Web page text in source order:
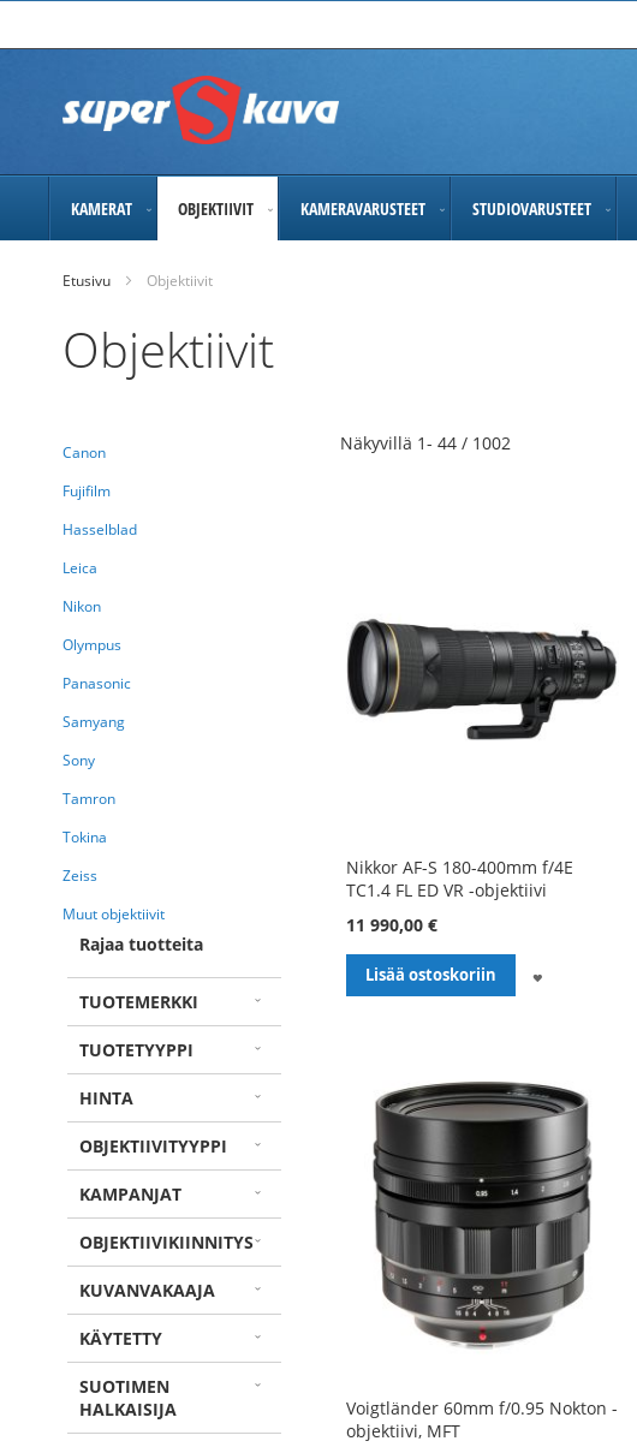
to
KAMERAT OBJEKTIIVIT KAMERAVARUSTEET STUDIOVARUSTEET
Etusivu Objektiivit
Objektiivit
Näkyvillä 1-44 / 1002
Nikkor AF-S 180-400mm f/4E
TC1.4 FL ED VR -objektiivi
11 990,00 €
Lisää ostoskoriin
Voigtländer 60mm f/0.95 Nokton -
objektiivi, MFT
Canon
Fujifilm
Hasselblad
Leica
Nikon
Olympus
Panasonic
Samyang
Sony
Tamron
Tokina
Zeiss
Muut objektiivit
Rajaa tuotteita
TUOTEMERKKI
TUOTETYYPPI
HINTA
OBJEKTIIVITYYPPI
KAMPANJAT
OBJEKTIIVIKIINNITYS
KUVANVAKAAJA
KÄYTETTY
SUOTIMEN
HALKAISIJA